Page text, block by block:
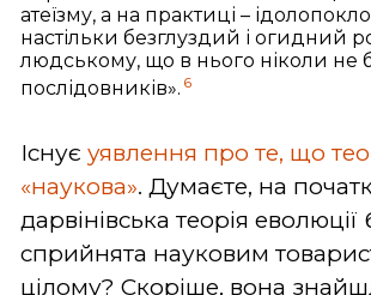
атеїзму, а на практиці –
настільки безглуздий і огидний
людському, що в нього ніколи не
послідовників». 6
Існує уявлення про те, що
«наукова». Думаєте, на
дарвінівська теорія еволюції
сприйнята науковим
цілому? Скоріше, вона